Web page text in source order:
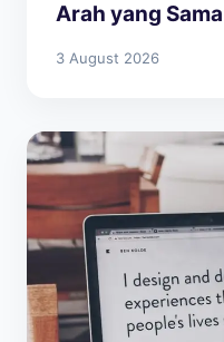
Arah yang Sama
3 August 2026